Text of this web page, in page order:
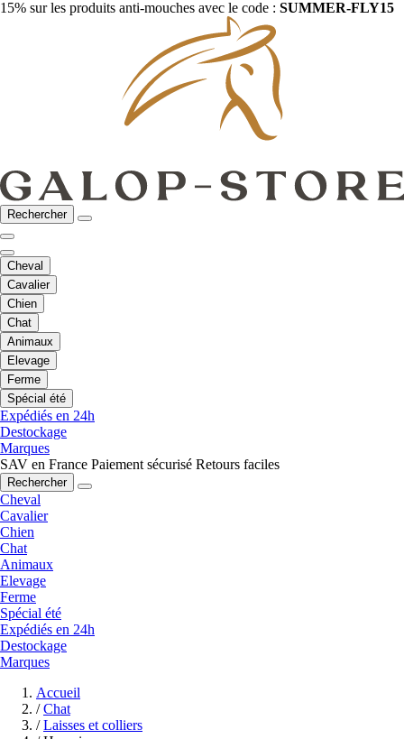
15% sur les produits anti-mouches avec le code : SUMMER-FLY15
Rechercher
Cheval
Cavalier
Chien
Chat
Animaux
Elevage
Ferme
Spécial été
Expédiés en 24h
Destockage
Marques
SAV en France Paiement sécurisé Retours faciles
Rechercher
Cheval
Cavalier
Chien
Chat
Animaux
Elevage
Ferme
Spécial été
Expédiés en 24h
Destockage
Marques
Accueil
/ Chat
/ Laisses et colliers